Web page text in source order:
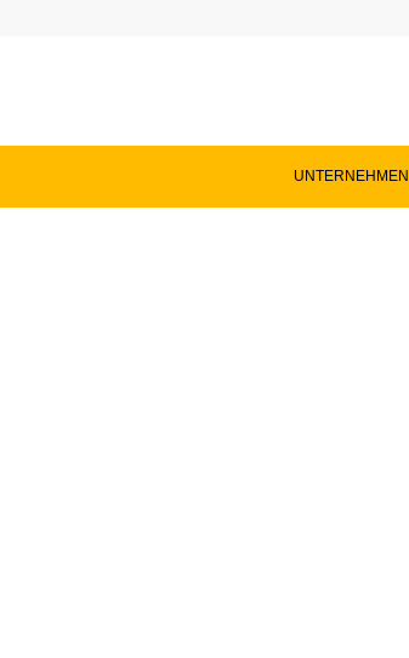
UNTERNEHMEN